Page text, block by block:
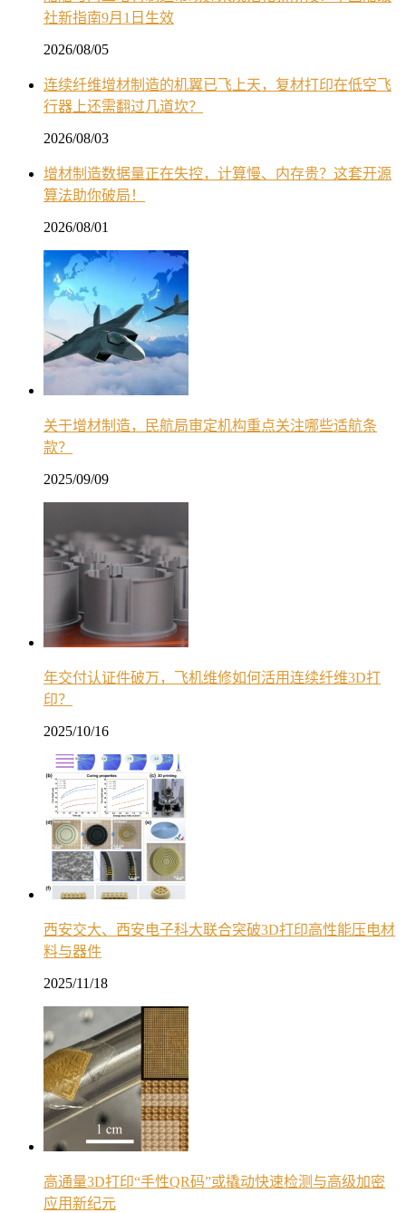
社新指南9月1日生效
2026/08/05
连续纤维增材制造的机翼已飞上天，复材打印在低空飞
行器上还需翻过几道坎？
2026/08/03
增材制造数据量正在失控，计算慢、内存贵？这套开源
算法助你破局！
2026/08/01
关于增材制造，民航局审定机构重点关注哪些适航条
款？
2025/09/09
年交付认证件破万，飞机维修如何活用连续纤维3D打
印？
2025/10/16
西安交大、西安电子科大联合突破3D打印高性能压电材
料与器件
2025/11/18
高通量3D打印“手性QR码”或撬动快速检测与高级加密
应用新纪元